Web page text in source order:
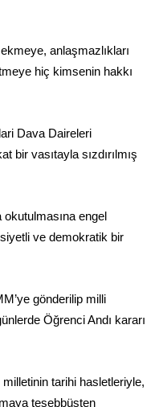
anlaşmazlıkları
hiç kimsenin hakkı
Dava Daireleri
bir vasıtayla sızdırılmış
okutulmasına engel
ve demokratik bir
gönderilip milli
Öğrenci Andı kararı
tarihi hasletleriyle,
teşebbüsten